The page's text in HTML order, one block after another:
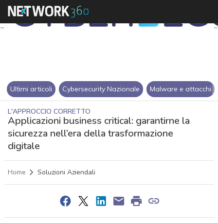
Ultimi articoli Cybersecurity Nazionale Malware e attacchi
L'APPROCCIO CORRETTO
Applicazioni business critical: garantirne la
sicurezza nell’era della trasformazione
digitale
Home Soluzioni Aziendali